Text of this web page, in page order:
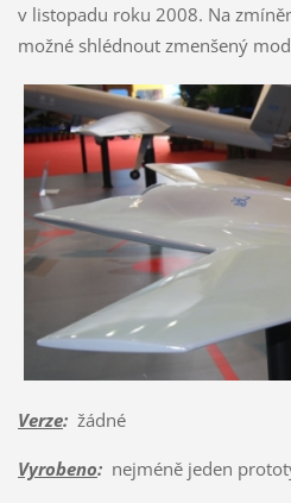
v listopadu roku 2008. Na
možné shlédnout zmenšený
Verze:žádné
Vyrobeno:nejméně jeden